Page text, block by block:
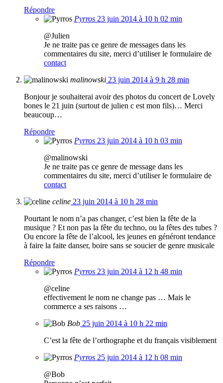
Répondre
Pyrros 23 juin 2014 à 10 h 02 min
@Julien
Je ne traite pas ce genre de messages dans les
commentaires du site, merci d’utiliser le formulaire de
contact
malinowski 23 juin 2014 à 9 h 28 min
Bonjour je souhaiterai avoir des photos du concert de Lovely
bones le 21 juin (surtout de julien c est mon fils)… Merci
beaucoup…
Répondre
Pyrros 23 juin 2014 à 10 h 03 min
@malinowski
Je ne traite pas ce genre de message dans les
commentaires du site, merci d’utiliser le formulaire de
contact
celine 23 juin 2014 à 10 h 28 min
Pourtant le nom n’a pas changer, c’est bien la fête de la
musique ? Et non pas la fête du techno, ou la fêtes des tubes ?
Ou encore la fête de l’alcool, les jeunes en généront tendance
à faire la faite danser, boire sans se soucier de genre musicale
Répondre
Pyrros 23 juin 2014 à 12 h 48 min
@celine
effectivement le nom ne change pas … Mais le
commerce a ses raisons …
Bob 25 juin 2014 à 10 h 22 min
C’est la fête de l’orthographe et du français visiblement
Pyrros 25 juin 2014 à 12 h 08 min
@Bob